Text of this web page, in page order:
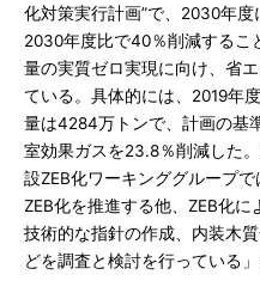
化対策実行計画”で、2030年
2030年度比で40％削減するこ
量の実質ゼロ実現に向け、省
ている。具体的には、2019年
量は4284万トンで、計画の基
室効果ガスを23.8％削減した
設ZEB化ワーキンググループ
ZEB化を推進する他、ZEB化に
技術的な指針の作成、内装木
どを調査と検討を行っている」